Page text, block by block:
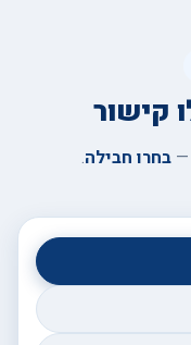
קישור
בחרו חבילה.